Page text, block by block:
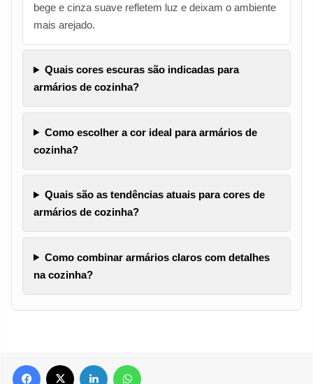
bege e cinza suave refletem luz e deixam o ambiente
mais arejado.
Quais cores escuras são indicadas para
armários de cozinha?
Como escolher a cor ideal para armários de
cozinha?
Quais são as tendências atuais para cores de
armários de cozinha?
Como combinar armários claros com detalhes
na cozinha?
Facebook Linkedin